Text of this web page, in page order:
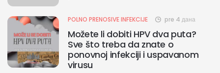
POLNO PRENOSIVE INFEKCIJE pre 4 дана
Možete li dobiti HPV dva puta?
Sve što treba da znate o
ponovnoj infekciji i uspavanom
virusu